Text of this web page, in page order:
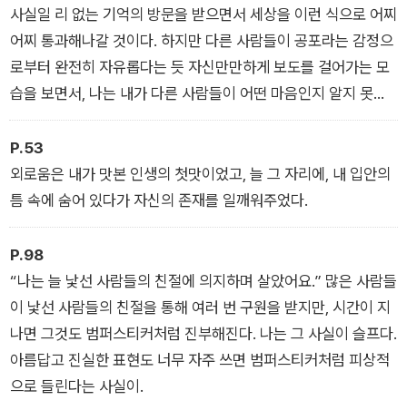
<내 이름은 루시 바턴>을 통해 작가는 소설이란 가장 내밀한 이
야기로 가장 보편적인 위로를 주는 것임을 다시 한번 증명한다. 2
016년 맨부커상 후보에 오르기도 했던 이 작품은 "만약 그녀가 <
올리브 키터리지>로 퓰리처상을 수상하지 않았다면, 이 소설이
틀림없이 유력한 후보가 되었을 것이다"(「가디언」)라는 평을 들
은, 스트라우트의 또하나의 걸작이다.
사실일 리 없는 기억의 방문을 받으면서 세상을 이런 식으로 어찌
어찌 통과해나갈 것이다. 하지만 다른 사람들이 공포라는 감정으
로부터 완전히 자유롭다는 듯 자신만만하게 보도를 걸어가는 모
습을 보면서, 나는 내가 다른 사람들이 어떤 마음인지 알지 못한
다는 사실을 깨닫는다. 삶은 아주 많은 부분이 추측으로 이루어진
듯하다.
P.53
외로움은 내가 맛본 인생의 첫맛이었고, 늘 그 자리에, 내 입안의
틈 속에 숨어 있다가 자신의 존재를 일깨워주었다.
P.98
“나는 늘 낯선 사람들의 친절에 의지하며 살았어요.” 많은 사람들
이 낯선 사람들의 친절을 통해 여러 번 구원을 받지만, 시간이 지
나면 그것도 범퍼스티커처럼 진부해진다. 나는 그 사실이 슬프다.
아름답고 진실한 표현도 너무 자주 쓰면 범퍼스티커처럼 피상적
으로 들린다는 사실이.